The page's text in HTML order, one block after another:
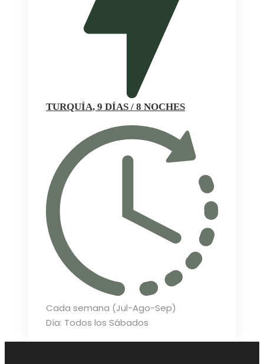
TURQUÍA, 9 DÍAS / 8 NOCHES
Cada semana (Jul-Ago-Sep)
Día: Todos los Sábados